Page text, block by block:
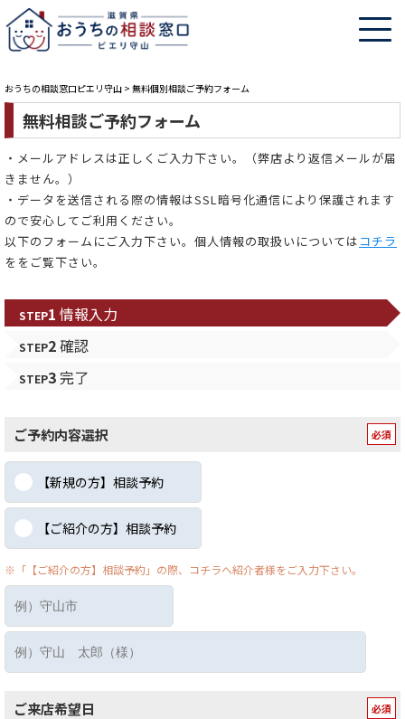
おうちの相談窓口ピエリ守山 > 無料個別相談ご予約フォーム
無料相談ご予約フォーム
・メールアドレスは正しくご入力下さい。（弊店より返信メールが届
きません。）
・データを送信される際の情報はSSL暗号化通信により保護されます
ので安心してご利用ください。
以下のフォームにご入力下さい。個人情報の取扱いについては コチラ
ををご覧下さい。
STEP1 情報入力
STEP2確認
STEP3 完了
ご予約内容選択
【新規の方】相談予約
【ご紹介の方】相談予約
※「【ご紹介の方】相談予約」の際、コチラへ紹介者様をご入力下さい。
ご来店希望日